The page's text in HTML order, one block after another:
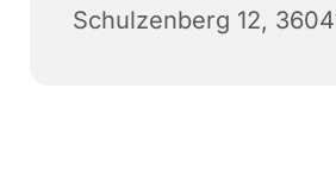
Schulzenberg 12,